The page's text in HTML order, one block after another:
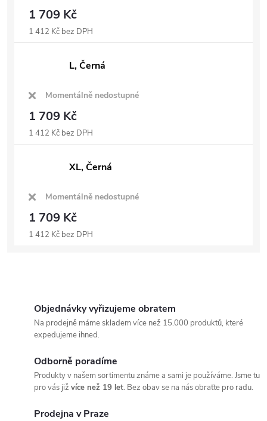
1 709 Kč
1 412 Kč bez DPH
L, Černá
Momentálně nedostupné
1 709 Kč
1 412 Kč bez DPH
XL, Černá
Momentálně nedostupné
1 709 Kč
1 412 Kč bez DPH
Objednávky vyřizujeme obratem
Na prodejně máme skladem více než 15.000 produktů, které
expedujeme ihned.
Odborně poradíme
Produkty v našem sortimentu známe a sami je používáme. Jsme tu
pro vás již více než 19 let. Bez obav se na nás obraťte pro radu.
Prodejna v Praze